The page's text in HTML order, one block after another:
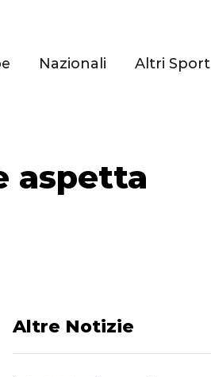
Nazionali Altri Sport
aspetta
Altre Notizie